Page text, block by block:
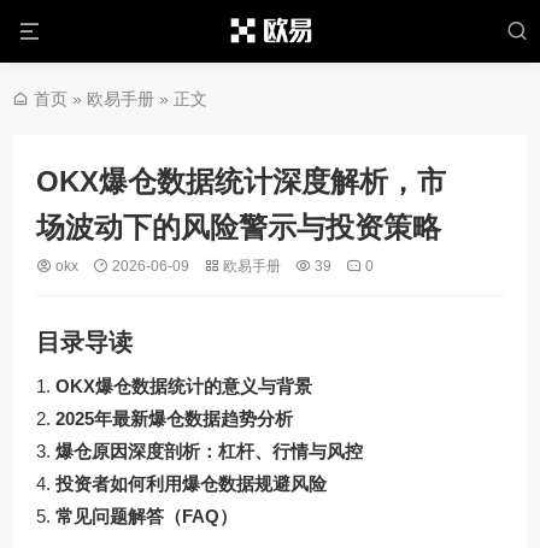
首页 » 欧易手册 » 正文
OKX爆仓数据统计深度解析，市
场波动下的风险警示与投资策略
okx 2026-06-09 欧易手册 39 0
目录导读
OKX爆仓数据统计的意义与背景
2025年最新爆仓数据趋势分析
爆仓原因深度剖析：杠杆、行情与风控
投资者如何利用爆仓数据规避风险
常见问题解答（FAQ）